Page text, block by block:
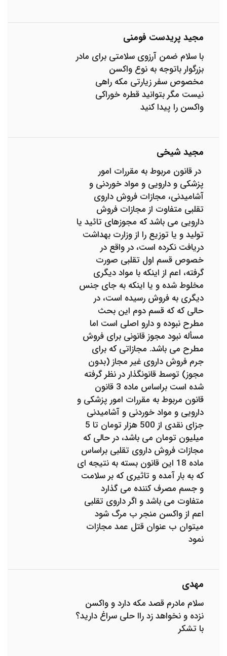
مجید پریدست فومنی
با سلام ضمن آرزوی سلامتی برای مادر
بزرگوار باتوجه به نوع واکسن
مخصوص سفر زیارتی مکه راهی
نیست مگر بتوانید قطره خوراکی
واکسن را پیدا کنید
مجید شیخی
در قانون مربوط به مقررات امور
پزشکی و دارویی و مواد خوردنی و
آشامیدنی، مجازات فروش داروی
تقلبی متفاوت از مجازات فروش
دارویی می باشد که مجوزهای تائید یا
تولید و یا توزیع را از وزارت بهداشت
دریافت نکرده است، در واقع در
خصوص قسم اول تقلبی صورت
گرفته، اعم از اینکه با مواد دیگری
مخلوط شده و یا اینکه به جای جنس
دیگری به فروش رسیده است، در
حالی که که قسم دوم این بحث
مطرح نبوده و دارو اصلی است اما
مسأله نبود مجوز قانونی برای فروش
مطرح می باشد. مجازاتی که برای
جرم فروش داروی غیر مجاز (بدون
مجوز) توسط قانونگذار در نظر گرفته
شده است براساس ماده 3 قانون
قانون مربوط به مقررات امور پزشکی و
دارویی و مواد خوردنی و آشامیدنی
جزای نقدی از 500 هزار تومان تا 5
میلیون تومان می باشد، در حالی که
مجازات فروش داروی تقلبی براساس
ماده 18 این قانون بسته به نتیجه ای
که به بار آمده و تاثیری که بر سلامت
و جسم مصرف کننده می گذارد
متفاوت می باشد و اگر داروی تقلبی
اعم از واکسن منجر ب مرگ شود
میتوان ب عنوان قتل عمد مجازات
نمود
مهدی
سلام مادرم قصد مکه دارد و واکسن
نزده و نخواهد زد راا حلی سراغ دارید؟
با تشکر